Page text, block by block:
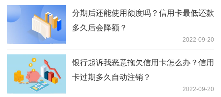
分期后还能使用额度吗？信用卡最低还款
多久后会降额？
2022-09-20
银行起诉我恶意拖欠信用卡怎么办？信用
卡过期多久自动注销？
2022-09-20